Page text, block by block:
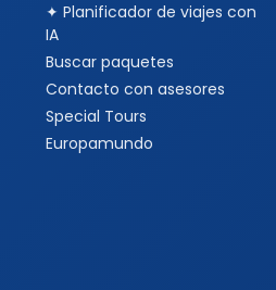
✦ Planificador de viajes con
IA
Buscar paquetes
Contacto con asesores
Special Tours
Europamundo